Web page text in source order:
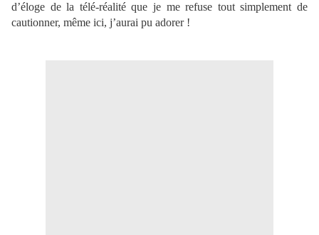
d’éloge de la télé-réalité que je me refuse tout simplement de
cautionner, même ici, j’aurai pu adorer !